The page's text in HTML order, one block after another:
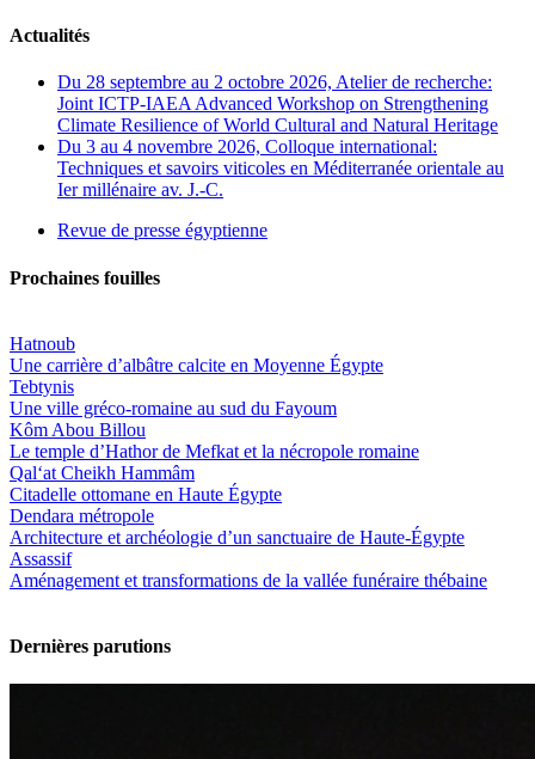
Actualités
Du 28 septembre au 2 octobre 2026, Atelier de recherche:
Joint ICTP-IAEA Advanced Workshop on Strengthening
Climate Resilience of World Cultural and Natural Heritage
Du 3 au 4 novembre 2026, Colloque international:
Techniques et savoirs viticoles en Méditerranée orientale au
Ier millénaire av. J.-C.
Revue de presse égyptienne
Prochaines fouilles
Hatnoub
Une carrière d’albâtre calcite en Moyenne Égypte
Tebtynis
Une ville gréco-romaine au sud du Fayoum
Kôm Abou Billou
Le temple d’Hathor de Mefkat et la nécropole romaine
Qal‘at Cheikh Hammâm
Citadelle ottomane en Haute Égypte
Dendara métropole
Architecture et archéologie d’un sanctuaire de Haute-Égypte
Assassif
Aménagement et transformations de la vallée funéraire thébaine
Dernières parutions